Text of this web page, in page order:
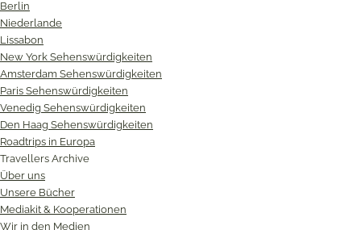
Berlin
Niederlande
Lissabon
New York Sehenswürdigkeiten
Amsterdam Sehenswürdigkeiten
Paris Sehenswürdigkeiten
Venedig Sehenswürdigkeiten
Den Haag Sehenswürdigkeiten
Roadtrips in Europa
Travellers Archive
Über uns
Unsere Bücher
Mediakit & Kooperationen
Wir in den Medien